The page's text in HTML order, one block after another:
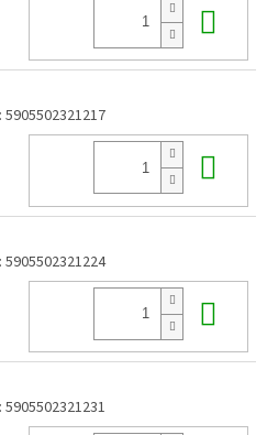
5905502321217
5905502321224
5905502321231